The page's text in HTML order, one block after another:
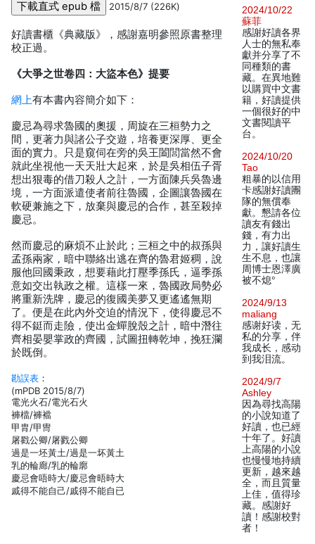
2015/8/7 (226K)
好讀書櫃《典藏版》，感謝嘉明參照原書整理
校正過。
《大爭之世卷四：大盜本色》提要
網上有本書內容簡介如下：
慶忌為尋求魯國的奧援，周旋在三桓勢力之
間，更著力與諸公子交遊，培養更深厚、更全
面的實力。只是窺伺在旁的吳王闔閭當然不會
就此坐視他一天天壯大起來，於是吳相伍子胥
想出狠毒的借刀殺人之計，一方面陳兵吳魯邊
境，一方面派遣使者前往魯國，企圖讓魯國在
軟硬兼施之下，放棄與慶忌的合作，甚至殺掉
慶忌。
然而慶忌的麻煩不止於此；三桓之中的叔孫與
孟孫兩家，暗中聯絡出逃在齊的魯君姬稠，說
服他回國秉政，想要藉此打壓季孫氏，逼季孫
意如交出執政之權。這樣一來，魯國政局勢必
將重新洗牌，慶忌的復國美夢又更遙遙無期
了。便是在此內外交迫的情況下，使得慶忌不
得不鋌而走險，使出金蟬脫殼之計，暗中潛往
齊相晏嬰掌政的齊國，試圖扭轉乾坤，挽狂瀾
於既倒。
勘誤表 ：
(mPDB 2015/8/7)
電光火石/電光石火
褲檔/褲襠
甲胄/甲冑
屠戳公卿/屠戮公卿
過是一坯黃土/過是一坏黃土
乳的輪廊/乳的輪廓
慶忌會唔時大/慶忌會晤時大
戚得不能自己/戚得不能自已
2024/10/22
蘇菲
感謝好讀各界
人士的無私奉
獻并分享了不
同種類的書
藏。在異地難
以購買中文書
籍，好讀提供
一個很好的中
文書閱讀平
台。
2024/10/20
Tao
粗暴的以信用
卡感謝好讀團
隊的無償奉
獻。懇請各位
讀友有錢出
錢，有力出
力，讓好讀生
生不息，也讓
周博士恩澤廣
被不熄°
2024/9/13
maliang
感谢好读，无
私的分享，伴
我成长，感动
到我泪流。
2024/9/7
Ashley
因為尋找高陽
的小說知道了
好讀，也已經
十年了。好讀
上高陽的小說
也慢慢地持續
更新，越來越
全，而且質量
上佳，值得珍
藏。感謝好
讀！感謝校對
者！